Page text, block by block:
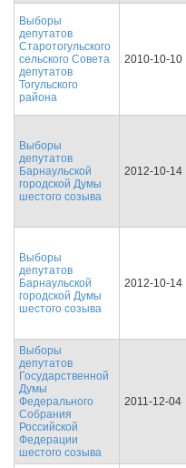
Выборы
депутатов
Старотогульского
сельского Совета
депутатов
Тогульского
района
2010-10-10
Выборы
депутатов
Барнаульской
городской Думы
шестого созыва
2012-10-14
Выборы
депутатов
Барнаульской
городской Думы
шестого созыва
2012-10-14
Выборы
депутатов
Государственной
Думы
Федерального
Собрания
Российской
Федерации
шестого созыва
2011-12-04